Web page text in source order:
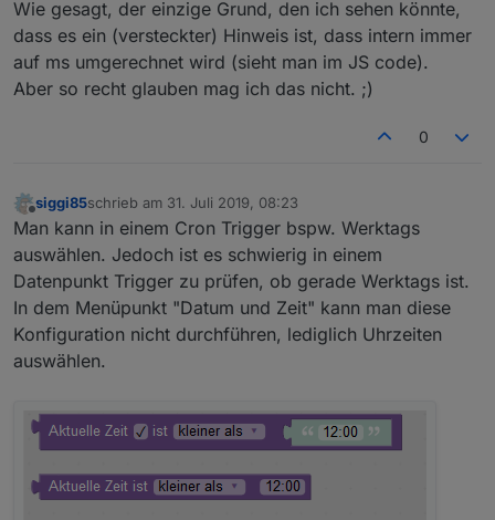
Wie gesagt, der einzige Grund, den ich sehen könnte,
dass es ein (versteckter) Hinweis ist, dass intern immer
auf ms umgerechnet wird (sieht man im JS code).
Aber so recht glauben mag ich das nicht. ;)
0
Offline
siggi85schrieb am 31. Juli 2019, 08:23
zuletzt editiert von
Man kann in einem Cron Trigger bspw. Werktags
auswählen. Jedoch ist es schwierig in einem
Datenpunkt Trigger zu prüfen, ob gerade Werktags ist.
In dem Menüpunkt "Datum und Zeit" kann man diese
Konfiguration nicht durchführen, lediglich Uhrzeiten
auswählen.